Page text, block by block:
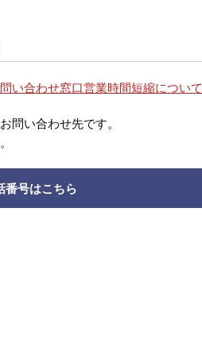
い合わせ窓口営業時間短縮について
問い合わせ先です。
番号はこちら